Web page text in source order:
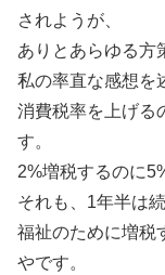
されようが、
ありとあらゆる方
私の率直な感想を
消費税率を上げる
す。
2%増税するのに
それも、1年半は
福祉のために増税
やです。